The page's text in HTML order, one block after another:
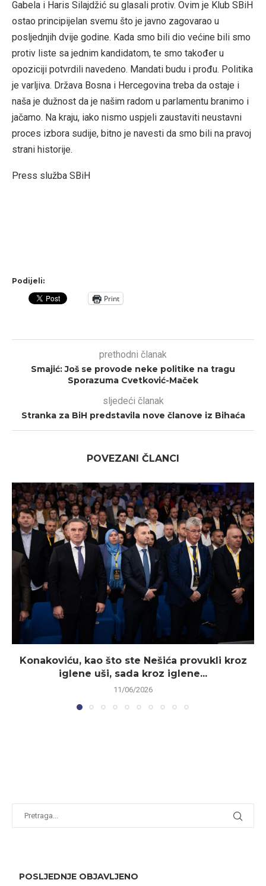
Gabela i Haris Silajdžić su glasali protiv. Ovim je Klub SBiH
ostao principijelan svemu što je javno zagovarao u
posljednjih dvije godine. Kada smo bili dio većine bili smo
protiv liste sa jednim kandidatom, te smo također u
opoziciji potvrdili navedeno. Mandati budu i prođu. Politika
je varljiva. Država Bosna i Hercegovina treba da ostaje i
naša je dužnost da je našim radom u parlamentu branimo i
jačamo. Na kraju, iako nismo uspjeli zaustaviti neustavni
proces izbora sudije, bitno je navesti da smo bili na pravoj
strani historije.
Press služba SBiH
Podijeli:
Print
prethodni članak
Smajić: Još se provode neke politike na tragu
Sporazuma Cvetković-Maček
sljedeći članak
Stranka za BiH predstavila nove članove iz Bihaća
POVEZANI ČLANCI
Konakoviću, kao što ste Nešića provukli kroz
iglene uši, sada kroz iglene...
11/06/2026
POSLJEDNJE OBJAVLJENO